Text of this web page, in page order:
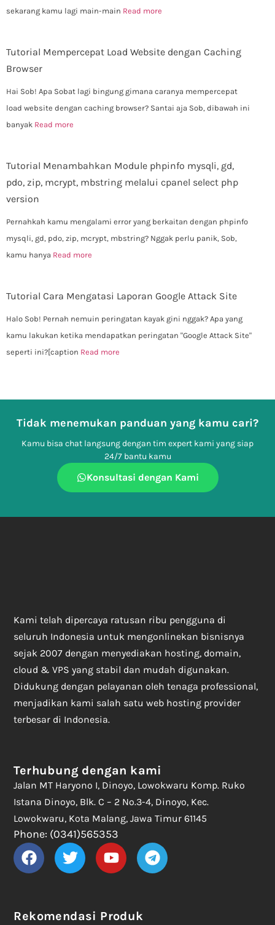
sekarang kamu lagi main-main Read more
Tutorial Mempercepat Load Website dengan Caching
Browser
Hai Sob! Apa Sobat lagi bingung gimana caranya mempercepat
load website dengan caching browser? Santai aja Sob, dibawah ini
banyak Read more
Tutorial Menambahkan Module phpinfo mysqli, gd,
pdo, zip, mcrypt, mbstring melalui cpanel select php
version
Pernahkah kamu mengalami error yang berkaitan dengan phpinfo
mysqli, gd, pdo, zip, mcrypt, mbstring? Nggak perlu panik, Sob,
kamu hanya Read more
Tutorial Cara Mengatasi Laporan Google Attack Site
Halo Sob! Pernah nemuin peringatan kayak gini nggak? Apa yang
kamu lakukan ketika mendapatkan peringatan "Google Attack Site"
seperti ini?[caption Read more
Tidak menemukan panduan yang kamu cari?
Kamu bisa chat langsung dengan tim expert kami yang siap
24/7 bantu kamu
Konsultasi dengan Kami
Kami telah dipercaya ratusan ribu pengguna di
seluruh Indonesia untuk mengonlinekan bisnisnya
sejak 2007 dengan menyediakan hosting, domain,
cloud & VPS yang stabil dan mudah digunakan.
Didukung dengan pelayanan oleh tenaga professional,
menjadikan kami salah satu web hosting provider
terbesar di Indonesia.
Rekomendasi Produk
Terhubung dengan kami
Jalan MT Haryono I, Dinoyo, Lowokwaru Komp. Ruko
Istana Dinoyo, Blk. C – 2 No.3-4, Dinoyo, Kec.
Lowokwaru, Kota Malang, Jawa Timur 61145
Phone: (0341)565353